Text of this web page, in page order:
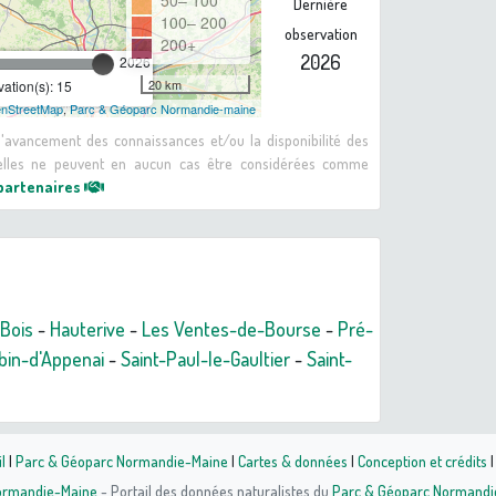
2026
15
100– 200
200+
20 km
,Parc & Géoparc Normandie-maine
observation
2026
des connaissances et/ou la disponibilité des
ne peuvent en aucun cas être considérées comme
- Hauterive - Les Ventes-de-Bourse - Pré-
d'Appenai-Saint-Paul-le-Gaultier-Saint-
| Parc & Géoparc Normandie-Maine | Cartes & données | Conception et crédits |
Maine - Portail des données naturalistes du Parc & Géoparc